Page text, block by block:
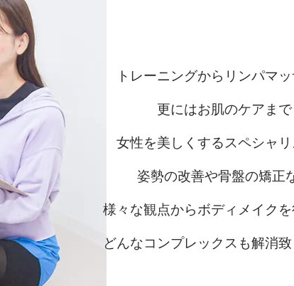
トレーニングからリンパマ
更にはお肌のケアまで
女性を美しくするスペシャリ
姿勢の改善や骨盤の矯正
様々な観点からボディメイク
どんなコンプレックスも解消致